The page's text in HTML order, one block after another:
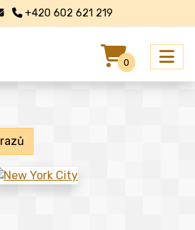
+420 602 621 219
0